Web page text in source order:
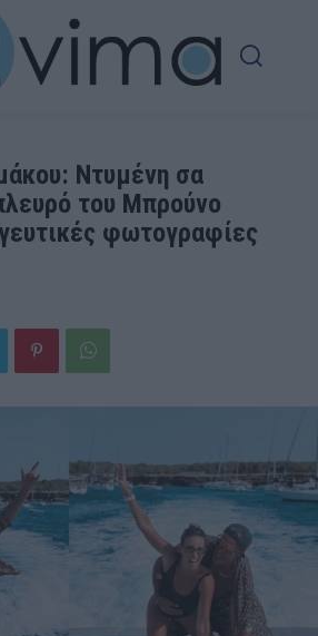
Ντυμένη σα
του Μπρούνο
φωτογραφίες